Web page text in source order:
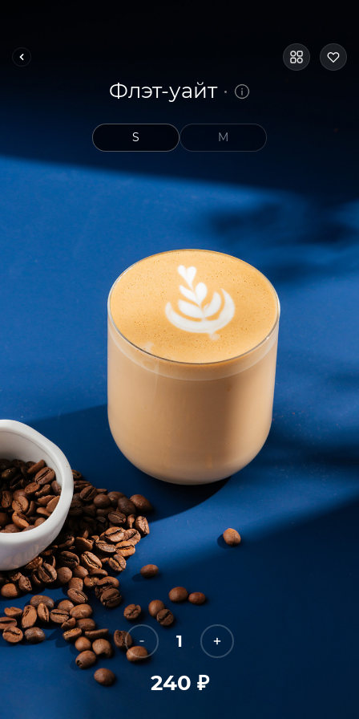
Флэт-уайт
S M
1
240 ₽